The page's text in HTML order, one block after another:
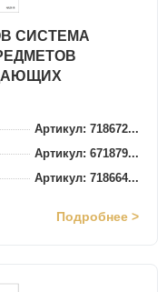
СИСТЕМА
Артикул: 718672...
Артикул: 671879...
Артикул: 718664...
Подробнее >